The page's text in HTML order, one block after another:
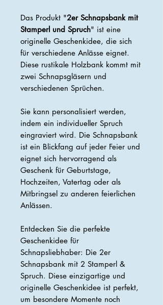
Das Produkt "2er Schnapsbank mit
Stamperl und Spruch" ist eine
originelle Geschenkidee, die sich
für verschiedene Anlässe eignet.
Diese rustikale Holzbank kommt mit
zwei Schnapsgläsern und
verschiedenen Sprüchen.
Sie kann personalisiert werden,
indem ein individueller Spruch
eingraviert wird. Die Schnapsbank
ist ein Blickfang auf jeder Feier und
eignet sich hervorragend als
Geschenk für Geburtstage,
Hochzeiten, Vatertag oder als
Mitbringsel zu anderen feierlichen
Anlässen.
Entdecken Sie die perfekte
Geschenkidee für
Schnapsliebhaber: Die 2er
Schnapsbank mit 2 Stamperl &
Spruch. Diese einzigartige und
originelle Geschenkidee ist perfekt,
um besondere Momente noch